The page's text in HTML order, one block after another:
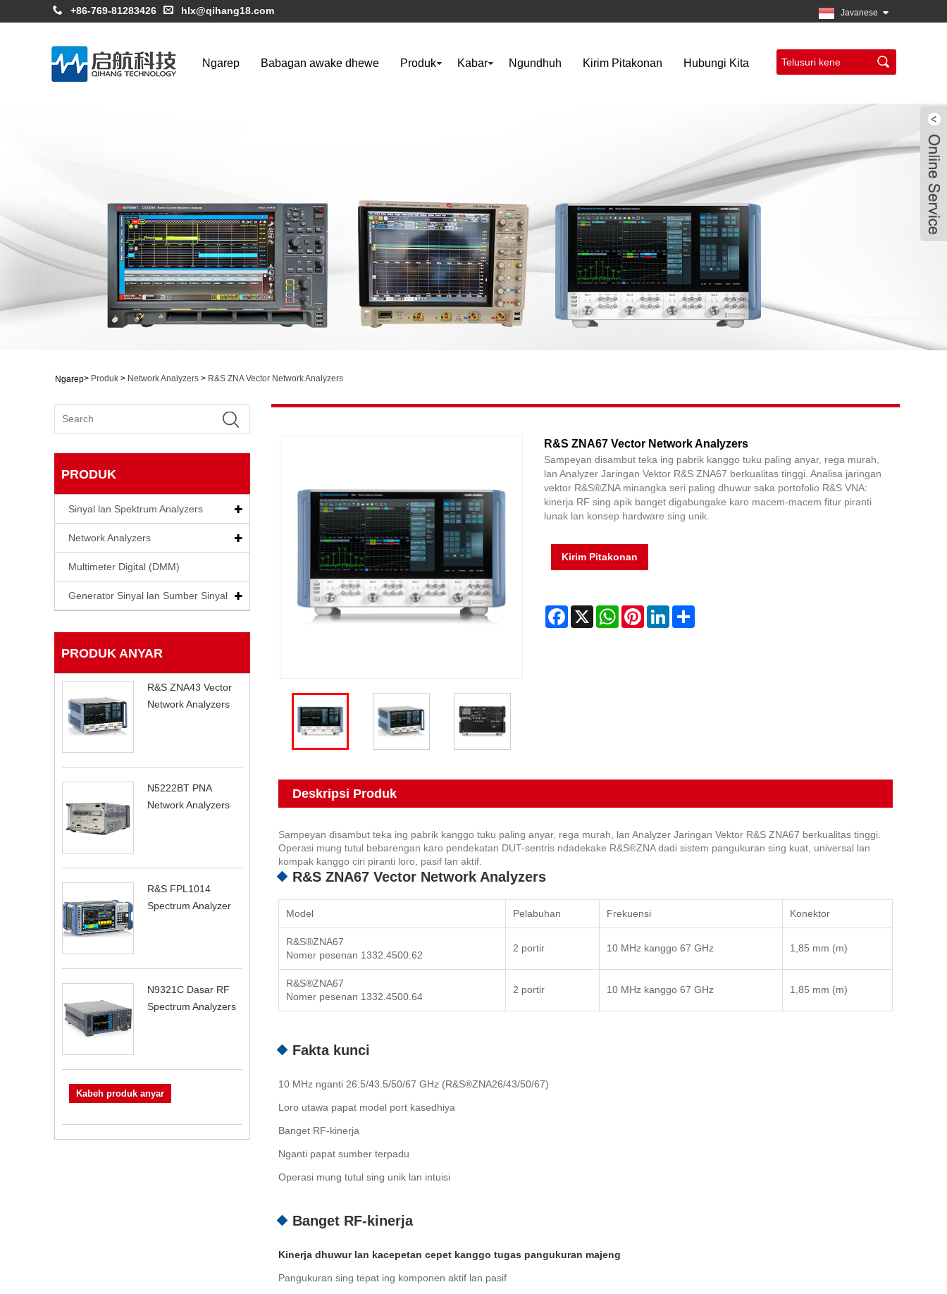
+86-769-81283426 hlx@qihang18.com Javanese
Ngarep Babagan awake dhewe Produk Kabar Ngundhuh Kirim Pitakonan Hubungi Kita
Ngarep> Produk > Network Analyzers > R&S ZNA Vector Network Analyzers
PRODUK
Sinyal lan Spektrum Analyzers
Network Analyzers
Multimeter Digital (DMM)
Generator Sinyal lan Sumber Sinyal
PRODUK ANYAR
R&S ZNA43 Vector
Network Analyzers
N5222BT PNA
Network Analyzers
R&S FPL1014
Spectrum Analyzer
N9321C Dasar RF
Spectrum Analyzers
Kabeh produk anyar
R&S ZNA67 Vector Network Analyzers
Sampeyan disambut teka ing pabrik kanggo tuku paling anyar, rega murah,
lan Analyzer Jaringan Vektor R&S ZNA67 berkualitas tinggi. Analisa jaringan
vektor R&S®ZNA minangka seri paling dhuwur saka portofolio R&S VNA:
kinerja RF sing apik banget digabungake karo macem-macem fitur piranti
lunak lan konsep hardware sing unik.
Kirim Pitakonan
Facebook
X WhatsAppPinterestLinkedInShare
Deskripsi Produk
Sampeyan disambut teka ing pabrik kanggo tuku paling anyar, rega murah, lan Analyzer Jaringan Vektor R&S ZNA67 berkualitas tinggi.
Operasi mung tutul bebarengan karo pendekatan DUT-sentris ndadekake R&S®ZNA dadi sistem pangukuran sing kuat, universal lan
kompak kanggo ciri piranti loro, pasif lan aktif.
R&S ZNA67 Vector Network Analyzers
Model Pelabuhan Frekuensi Konektor
R&S®ZNA67
Nomer pesenan 1332.4500.62
2 portir 10 MHz kanggo 67 GHz 1,85 mm (m)
R&S®ZNA67
Nomer pesenan 1332.4500.64
2 portir 10 MHz kanggo 67 GHz 1,85 mm (m)
Fakta kunci
10 MHz nganti 26.5/43.5/50/67 GHz (R&S®ZNA26/43/50/67)
Loro utawa papat model port kasedhiya
Banget RF-kinerja
Nganti papat sumber terpadu
Operasi mung tutul sing unik lan intuisi
Banget RF-kinerja
Kinerja dhuwur lan kacepetan cepet kanggo tugas pangukuran majeng
Pangukuran sing tepat ing komponen aktif lan pasif